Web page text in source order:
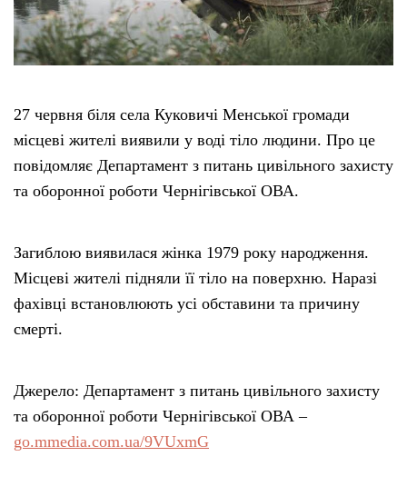
27 червня біля села Куковичі Менської громади
місцеві жителі виявили у воді тіло людини. Про це
повідомляє Департамент з питань цивільного захисту
та оборонної роботи Чернігівської ОВА.
Загиблою виявилася жінка 1979 року народження.
Місцеві жителі підняли її тіло на поверхню. Наразі
фахівці встановлюють усі обставини та причину
смерті.
Джерело: Департамент з питань цивільного захисту
та оборонної роботи Чернігівської ОВА –
go.mmedia.com.ua/9VUxmG